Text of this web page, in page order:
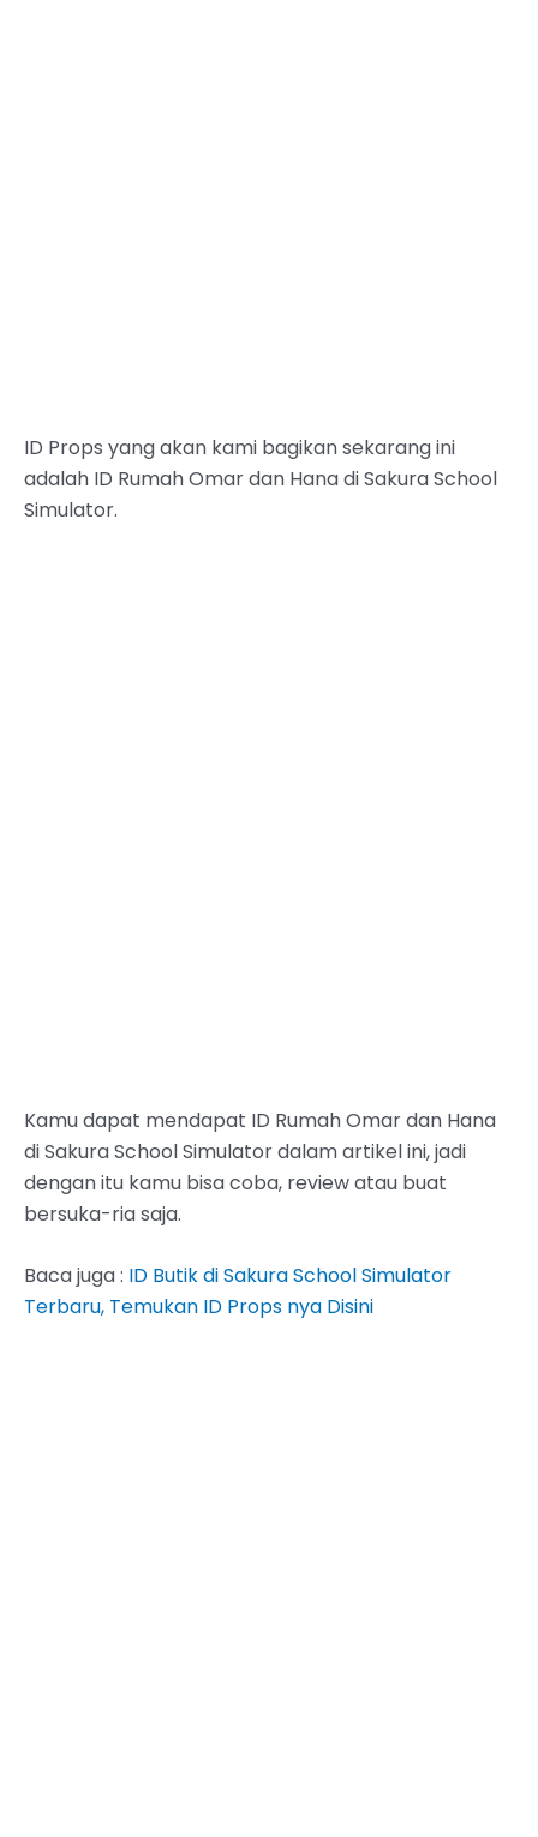
ID Props yang akan kami bagikan sekarang ini
adalah ID Rumah Omar dan Hana di Sakura School
Simulator.
Kamu dapat mendapat ID Rumah Omar dan Hana
di Sakura School Simulator dalam artikel ini, jadi
dengan itu kamu bisa coba, review atau buat
bersuka-ria saja.
Baca juga : ID Butik di Sakura School Simulator
Terbaru, Temukan ID Props nya Disini